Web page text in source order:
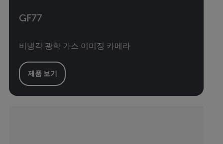
GF77
비냉각 광학 가스 이미징 카메라
제품 보기